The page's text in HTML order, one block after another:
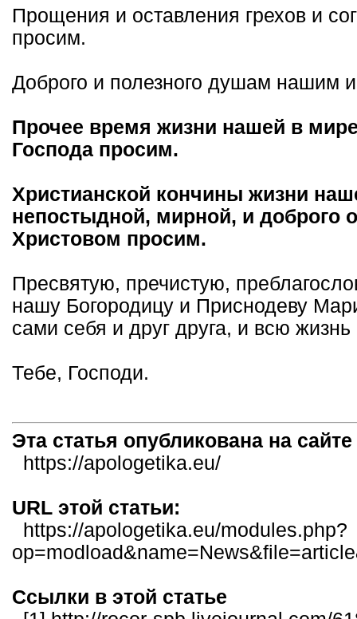
Прощения и оставления грехов и
просим.
Доброго и полезного душам нашим
Прочее время жизни нашей в
Господа просим.
Христианской кончины жизни
непостыдной, мирной, и доброго
Христовом просим.
Пресвятую, пречистую,
нашу Богородицу и Приснодеву
сами себя и друг друга, и всю
Тебе, Господи.
Эта статья опубликована на
https://apologetika.eu/
URL этой статьи:
https://apologetika.eu/modules.php?
Ссылки в этой статье